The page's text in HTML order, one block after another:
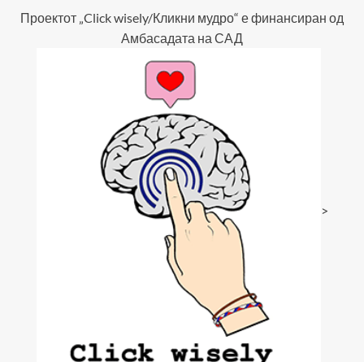
Проектот „Click wisely/Кликни мудро“ е финансиран од
Амбасадата на САД
>